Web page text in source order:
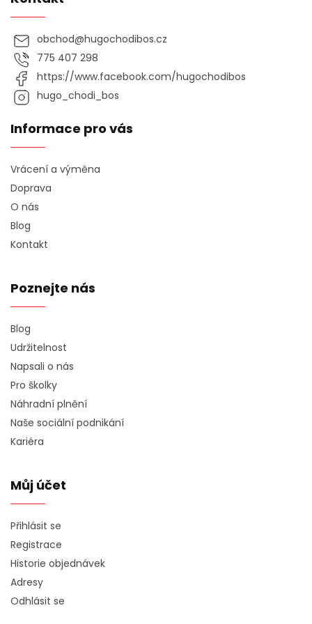
obchod@hugochodibos.cz
775 407 298
https://www.facebook.com/hugochodibos
hugo_chodi_bos
Informace pro vás
Vrácení a výměna
Doprava
O nás
Blog
Kontakt
Poznejte nás
Blog
Udržitelnost
Napsali o nás
Pro školky
Náhradní plnění
Naše sociální podnikání
Kariéra
Můj účet
Přihlásit se
Registrace
Historie objednávek
Adresy
Odhlásit se